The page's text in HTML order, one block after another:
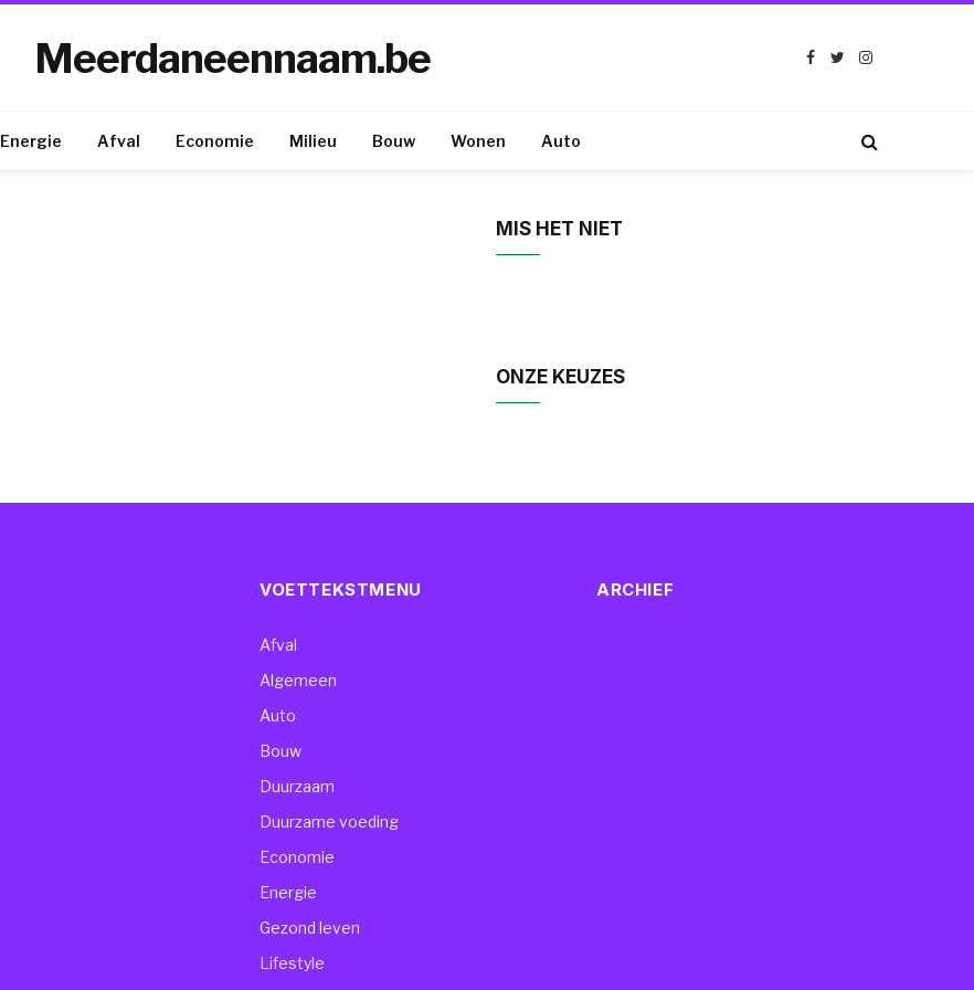
Meerdaneennaam.be Facebook
TwitterInstagram
Energie Afval Economie Milieu Bouw Wonen Auto
MIS HET NIET
ONZE KEUZES
VOETTEKSTMENU
Afval
Algemeen
Auto
Bouw
Duurzaam
Duurzame voeding
Economie
Energie
Gezond leven
Lifestyle
ARCHIEF